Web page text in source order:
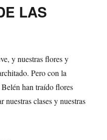
LAS
y nuestras flores y
Pero con la
han traído flores
nuestras clases y nuestras